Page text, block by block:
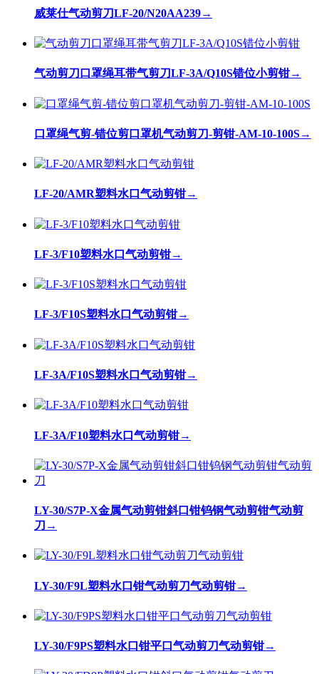
威莱仕气动剪刀LF-20/N20AA239→
气动剪刀口罩绳耳带气剪刀LF-3A/Q10S错位小剪钳→
口罩绳气剪-错位剪口罩机气动剪刀-剪钳-AM-10-100S→
LF-20/AMR塑料水口气动剪钳→
LF-3/F10塑料水口气动剪钳→
LF-3/F10S塑料水口气动剪钳→
LF-3A/F10S塑料水口气动剪钳→
LF-3A/F10塑料水口气动剪钳→
LY-30/S7P-X金属气动剪钳斜口钳钨钢气动剪钳气动剪
刀 →
LY-30/F9L塑料水口钳气动剪刀气动剪钳→
LY-30/F9PS塑料水口钳平口气动剪刀气动剪钳→